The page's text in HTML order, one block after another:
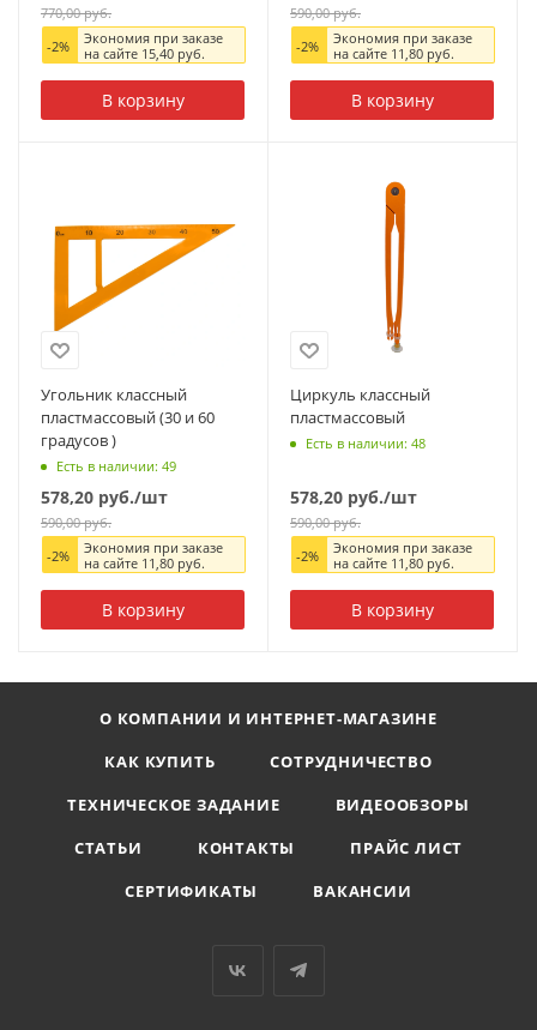
770,00руб.
-2%
Экономия при заказе
на сайте 15,40руб.
В корзину
590,00руб.
-2%
Экономия при заказе
на сайте 11,80руб.
В корзину
Угольник классный
пластмассовый (30 и 60
градусов )
Есть в наличии: 49
578,20 руб./шт
590,00руб.
-2%
Экономия при заказе
на сайте 11,80руб.
В корзину
Циркуль классный
пластмассовый
Есть в наличии: 48
578,20 руб./шт
590,00руб.
-2%
Экономия при заказе
на сайте 11,80руб.
В корзину
О КОМПАНИИ И ИНТЕРНЕТ-МАГАЗИНЕ
КАК КУПИТЬ
СОТРУДНИЧЕСТВО
ТЕХНИЧЕСКОЕ ЗАДАНИЕ
ВИДЕООБЗОРЫ
СТАТЬИ
КОНТАКТЫ
ПРАЙС ЛИСТ
СЕРТИФИКАТЫ
ВАКАНСИИ